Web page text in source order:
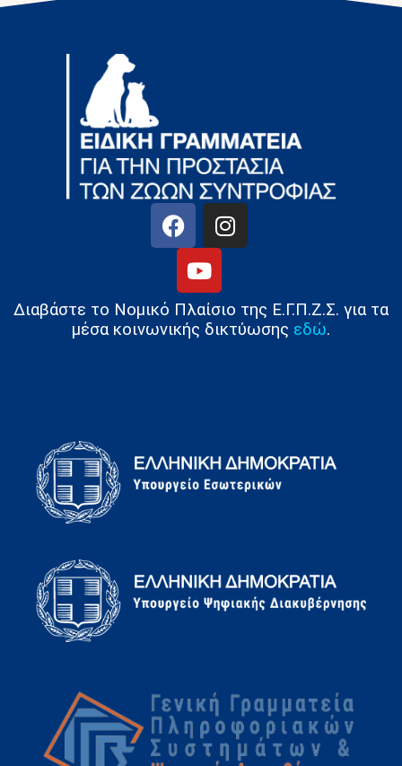
Διαβάστε το Νομικό Πλαίσιο της Ε.Γ.Π.Ζ.Σ. για τα
μέσα κοινωνικής δικτύωσης εδώ.